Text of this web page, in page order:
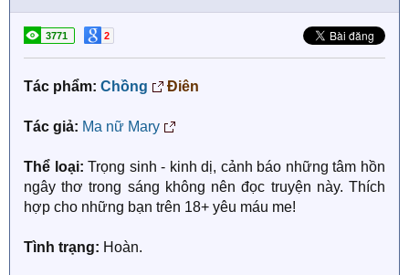
3771 2
Tác phẩm: Chồng Điên
Tác giả: Ma nữ Mary
Thể loại: Trọng sinh - kinh dị, cảnh báo những tâm hồn
ngây thơ trong sáng không nên đọc truyện này. Thích
hợp cho những bạn trên 18+ yêu máu me!
Tình trạng: Hoàn.